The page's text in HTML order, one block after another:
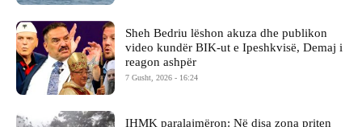
Sheh Bedriu lëshon akuza dhe publikon
video kundër BIK-ut e Ipeshkvisë, Demaj i
reagon ashpër
7 Gusht, 2026 - 16:24
IHMK paralajmëron: Në disa zona priten